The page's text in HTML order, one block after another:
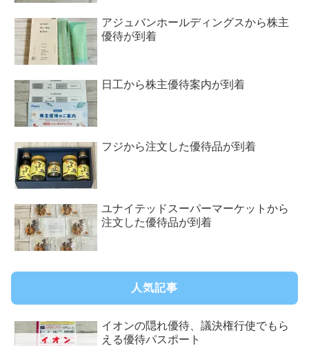
アジュバンホールディングスから株主
優待が到着
日工から株主優待案内が到着
フジから注文した優待品が到着
ユナイテッドスーパーマーケットから
注文した優待品が到着
人気記事
イオンの隠れ優待、議決権行使でもら
える優待パスポート